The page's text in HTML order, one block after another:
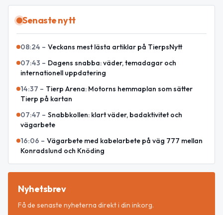
Senaste nytt
08:24 – Veckans mest lästa artiklar på TierpsNytt
07:43 – Dagens snabba: väder, temadagar och
internationell uppdatering
14:37 – Tierp Arena: Motorns hemmaplan som sätter
Tierp på kartan
07:47 – Snabbkollen: klart väder, badaktivitet och
vägarbete
16:06 – Vägarbete med kabelarbete på väg 777 mellan
Konradslund och Knöding
Nyhetsbrev
Få de senaste nyheterna direkt i din inkorg.